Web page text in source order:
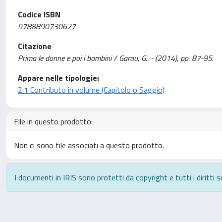
Codice ISBN
9788890730627
Citazione
Prima le donne e poi i bambini / Garau, G.. - (2014), pp. 87-95.
Appare nelle tipologie:
2.1 Contributo in volume (Capitolo o Saggio)
File in questo prodotto:
Non ci sono file associati a questo prodotto.
I documenti in IRIS sono protetti da copyright e tutti i diritti